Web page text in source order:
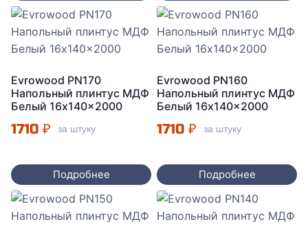
1078 ₽.
Evrowood PN170
Напольный плинтус МДФ
Белый 16x140x2000
1710 ₽ за штуку
Подробнее
Evrowood PN160
Напольный плинтус МДФ
Белый 16x140x2000
1710 ₽ за штуку
Подробнее